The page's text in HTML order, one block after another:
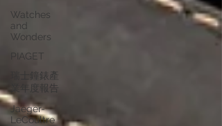
Watches
and
Wonders
PIAGET
瑞士鐘錶產
業年度報告
Jaeger-
LeCoultre